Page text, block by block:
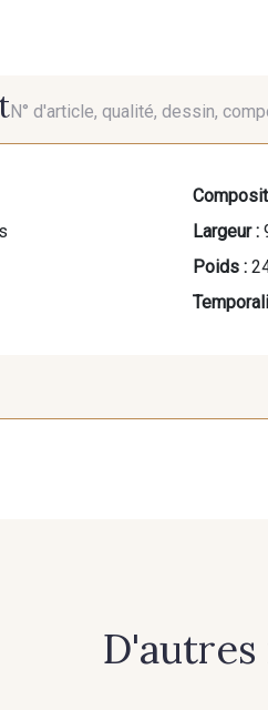
N° d'article, qualité, dessin,
Largeur :
Poids :